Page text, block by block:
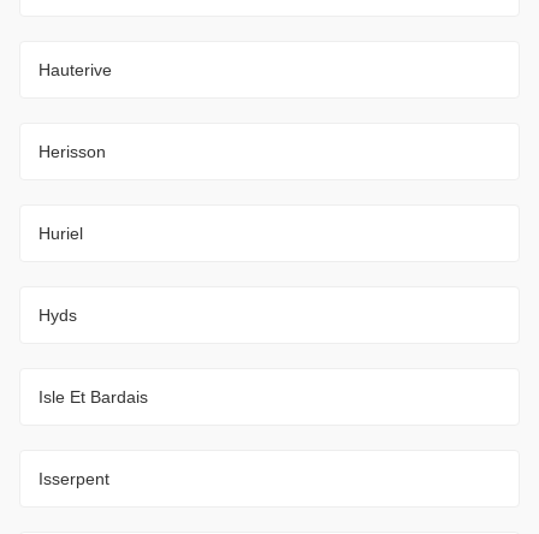
Hauterive
Herisson
Huriel
Hyds
Isle Et Bardais
Isserpent